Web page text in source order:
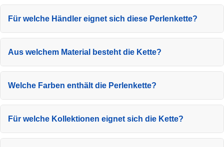
Für welche Händler eignet sich diese Perlenkette?
Aus welchem Material besteht die Kette?
Welche Farben enthält die Perlenkette?
Für welche Kollektionen eignet sich die Kette?